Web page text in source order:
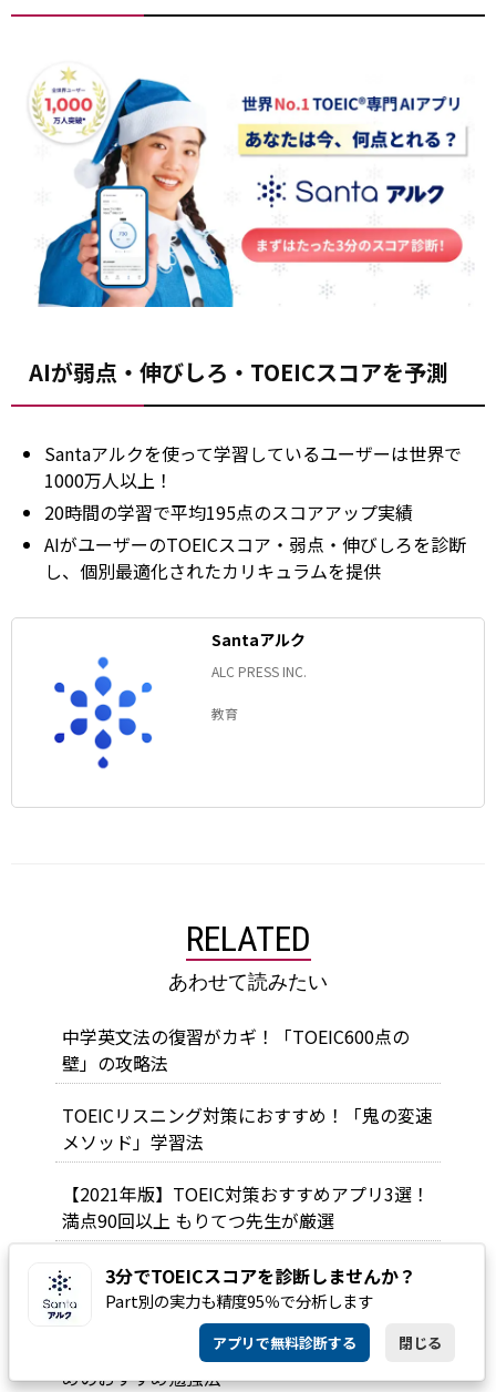
AIが弱点・伸びしろ・TOEICスコアを予測
Santaアルクを使って学習しているユーザーは世界で
1000万人以上！
20時間の学習で平均195点のスコアアップ実績
AIがユーザーのTOEICスコア・弱点・伸びしろを診断
し、個別最適化されたカリキュラムを提供
Santaアルク
ALC PRESS INC.
教育
RELATED
あわせて読みたい
中学英文法の復習がカギ！「TOEIC600点の
壁」の攻略法
TOEICリスニング対策におすすめ！「鬼の変速
メソッド」学習法
【2021年版】TOEIC対策おすすめアプリ3選！
満点90回以上 もりてつ先生が厳選
日常生活が英会話上達のチャンスになる！一度
試してほしい「つぶやき」練習法
英語力アップのカギ！中学英文法をやり直すた
めのおすすめ勉強法
3分でTOEICスコアを診断しませんか？
Part別の実力も精度95％で分析します
アプリで無料診断する 閉じる